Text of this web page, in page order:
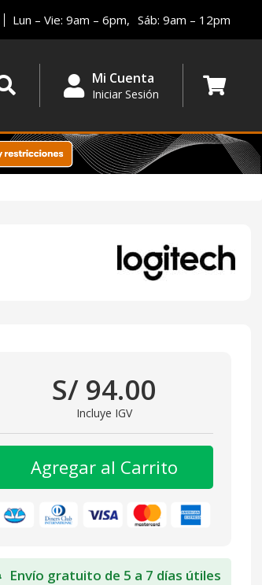
Lun – Vie: 9am – 6pm, Sáb: 9am – 12pm
Mi Cuenta
Iniciar Sesión
S/ 94.00
Incluye IGV
Agregar al Carrito
Envío gratuito de 5 a 7 días útiles